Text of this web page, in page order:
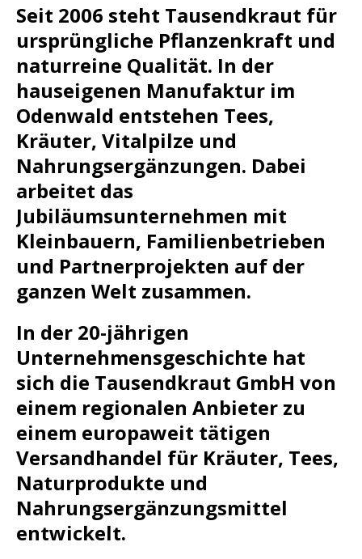
Seit 2006 steht Tausendkraut für
ursprüngliche Pflanzenkraft und
naturreine Qualität. In der
hauseigenen Manufaktur im
Odenwald entstehen Tees,
Kräuter, Vitalpilze und
Nahrungsergänzungen. Dabei
arbeitet das
Jubiläumsunternehmen mit
Kleinbauern, Familienbetrieben
und Partnerprojekten auf der
ganzen Welt zusammen.
In der 20-jährigen
Unternehmensgeschichte hat
sich die Tausendkraut GmbH von
einem regionalen Anbieter zu
einem europaweit tätigen
Versandhandel für Kräuter, Tees,
Naturprodukte und
Nahrungsergänzungsmittel
entwickelt.